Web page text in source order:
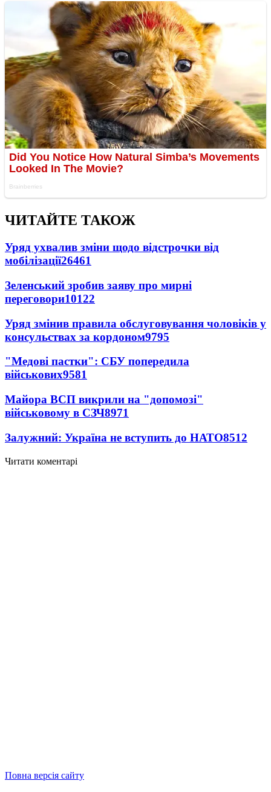
ЧИТАЙТЕ ТАКОЖ
Уряд ухвалив зміни щодо відстрочки від
мобілізації26461
Зеленський зробив заяву про мирні
переговори10122
Уряд змінив правила обслуговування чоловіків у
консульствах за кордоном9795
"Медові пастки": СБУ попередила
військових9581
Майора ВСП викрили на "допомозі"
військовому в СЗЧ8971
Залужний: Україна не вступить до НАТО8512
Читати коментарі
Повна версія сайту